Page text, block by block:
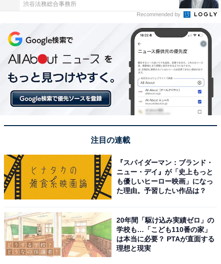
渋谷法務総合事務所
Recommended by
注目の連載
『スパイダーマン：ブランド・
ニュー・デイ』が「史上もっと
も優しいヒーロー映画」になっ
た理由。予習したい作品は？
20年間「駆け込み実績ゼロ」の
学校も…「こども110番の家」
は本当に必要？ PTAが直面する
理想と現実